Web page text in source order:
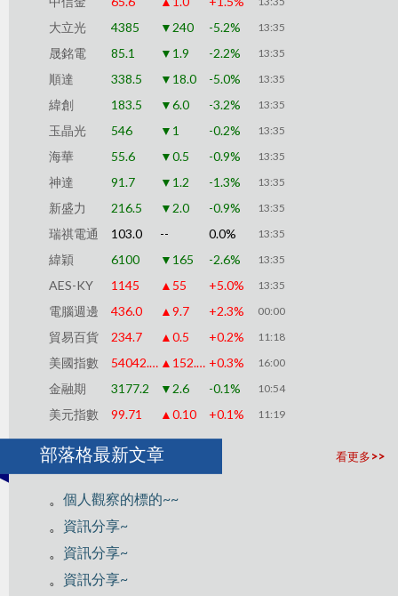
大立光 4385 ▼240 -5.2% 13:35
晟銘電 85.1 ▼1.9 -2.2% 13:35
順達 338.5 ▼18.0 -5.0% 13:35
緯創 183.5 ▼6.0 -3.2% 13:35
玉晶光 546 ▼1 -0.2% 13:35
海華 55.6 ▼0.5 -0.9% 13:35
神達 91.7 ▼1.2 -1.3% 13:35
新盛力 216.5 ▼2.0 -0.9% 13:35
瑞祺電通 103.0 -- 0.0% 13:35
緯穎 6100 ▼165 -2.6% 13:35
AES-KY 1145 ▲55 +5.0% 13:35
電腦週邊 436.0 ▲9.7 +2.3% 00:00
貿易百貨 234.7 ▲0.5 +0.2% 11:18
美國指數 54042.39 ▲152.00 +0.3% 16:00
金融期 3177.2 ▼2.6 -0.1% 10:54
美元指數 99.71 ▲0.10 +0.1% 11:19
看更多>>
部落格最新文章
。 個人觀察的標的~~
。 資訊分享~
。 資訊分享~
。 資訊分享~